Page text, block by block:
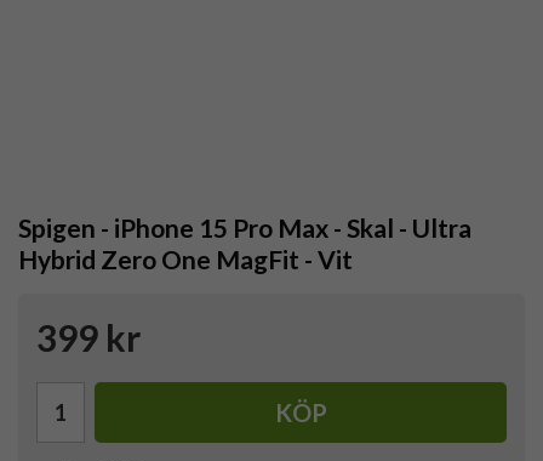
Spigen - iPhone 15 Pro Max - Skal - Ultra
Hybrid Zero One MagFit - Vit
399 kr
KÖP